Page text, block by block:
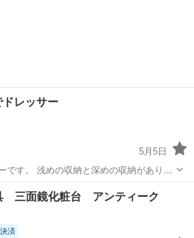
レッサー
5月5日
です。 浅めの収納と深めの収納があり、
置きやすいです。
ドレッサー ヘアアイロン
三面鏡化粧台 アンティーク
済